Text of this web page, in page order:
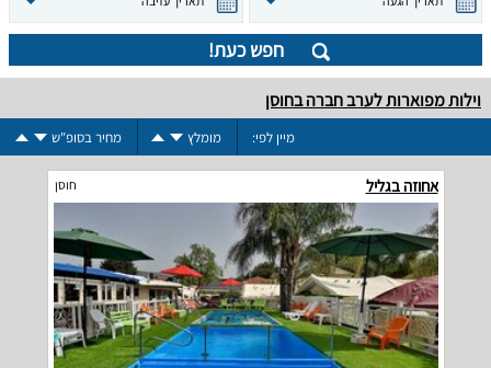
חפש כעת!
וילות מפוארות לערב חברה בחוסן
מיין לפי: מומלץ מחיר בסופ"ש
אחוזה בגליל חוסן